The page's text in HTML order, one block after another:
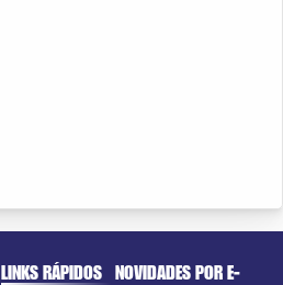
LINKS RÁPIDOS NOVIDADES POR E-